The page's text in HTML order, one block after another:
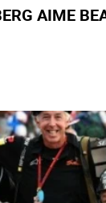
AIME